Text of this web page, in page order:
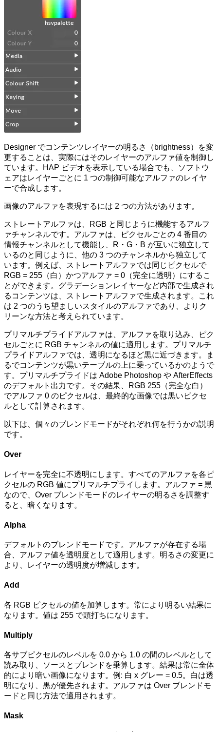
Designer でコンテンツレイヤーの明るさ（brightness）を変
更することは、実際にはそのレイヤーのアルファ値を制御し
ています。HAP ビデオを表示している場合でも、ソフトウ
ェアはレイヤーごとに 1 つの制御可能なアルファのレイヤ
ーで合成します。
画像のアルファを表現するには 2 つの方法があります。
ストレートアルファは、RGB と同じように機能するアルフ
ァチャンネルです。アルファは、ピクセルごとの 4 番目の
情報チャンネルとして機能し、R・G・B が互いに独立して
いるのと同じように、他の 3 つのチャンネルから独立して
います。例えば、ストレートアルファでは同じピクセルで
RGB = 255（白）かつアルファ = 0（完全に透明）にするこ
とができます。グラデーションレイヤーなど内部で生成され
るコンテンツは、ストレートアルファで生成されます。これ
は 2 つのうち望ましいスタイルのアルファであり、よりク
リーンな方法と考えられています。
プリマルチプライドアルファは、アルファを取り込み、ピク
セルごとに RGB チャンネルの値に適用します。プリマルチ
プライドアルファでは、透明になるほど黒に近づきます。ま
るでコンテンツが黒いテーブルの上に乗っているかのようで
す。プリマルチプライドは Adobe Photoshop や AfterEffects
のデフォルト出力です。その結果、RGB 255（完全な白）
でアルファ 0 のピクセルは、最終的な画像では黒いピクセ
ルとして計算されます。
以下は、個々のブレンドモードがそれぞれ何を行うかの説明
です。
Over
レイヤーを完全に不透明にします。すべてのアルファを各ピ
クセルの RGB 値にプリマルチプライします。アルファ = 黒
なので、Over ブレンドモードのレイヤーの明るさを調整す
ると、暗くなります。
Alpha
デフォルトのブレンドモードです。アルファが存在する場
合、アルファ値を透明度として適用します。明るさの変更に
より、レイヤーの透明度が増減します。
Add
各 RGB ピクセルの値を加算します。常により明るい結果に
なります。値は 255 で頭打ちになります。
Multiply
各サブピクセルのレベルを 0.0 から 1.0 の間のレベルとして
読み取り、ソースとブレンドを乗算します。結果は常に全体
的により暗い画像になります。例: 白 x グレー = 0.5。白は透
明になり、黒が優先されます。アルファは Over ブレンドモ
ードと同じ方法で適用されます。
Mask